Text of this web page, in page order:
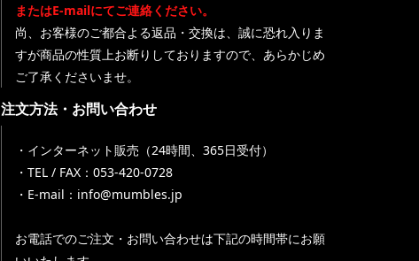
またはE-mailにてご連絡ください。
尚、お客様のご都合よる返品・交換は、誠に恐れ入りま
すが商品の性質上お断りしておりますので、あらかじめ
ご了承くださいませ。
注文方法・お問い合わせ
・インターネット販売（24時間、365日受付）
・TEL / FAX：053-420-0728
・E-mail：info@mumbles.jp
お電話でのご注文・お問い合わせは下記の時間帯にお願